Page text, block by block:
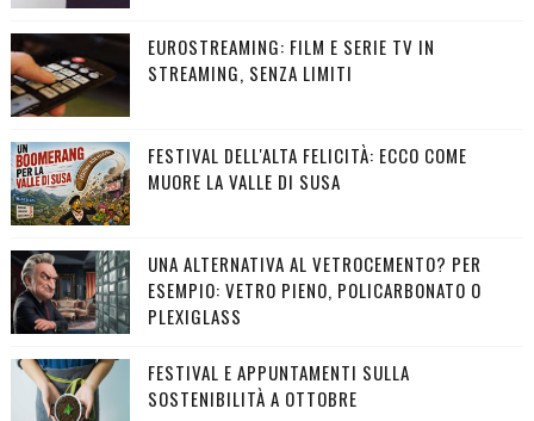
EUROSTREAMING: FILM E SERIE TV IN
STREAMING, SENZA LIMITI
FESTIVAL DELL'ALTA FELICITÀ: ECCO COME
MUORE LA VALLE DI SUSA
UNA ALTERNATIVA AL VETROCEMENTO? PER
ESEMPIO: VETRO PIENO, POLICARBONATO O
PLEXIGLASS
FESTIVAL E APPUNTAMENTI SULLA
SOSTENIBILITÀ A OTTOBRE